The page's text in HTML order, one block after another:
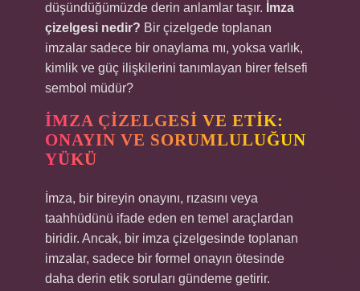
düşündüğümüzde derin anlamlar taşır. İmza
çizelgesi nedir? Bir çizelgede toplanan
imzalar sadece bir onaylama mı, yoksa varlık,
kimlik ve güç ilişkilerini tanımlayan birer felsefi
sembol müdür?
İMZA ÇIZELGESI VE ETIK:
ONAYIN VE SORUMLULUĞUN
YÜKÜ
İmza, bir bireyin onayını, rızasını veya
taahhüdünü ifade eden en temel araçlardan
biridir. Ancak, bir imza çizelgesinde toplanan
imzalar, sadece bir formel onayın ötesinde
daha derin etik soruları gündeme getirir.